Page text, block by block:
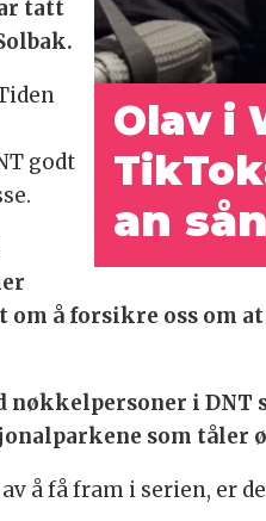
Olav i
an
tatt
godt
om å forsikre oss om
nøkkelpersoner i
som tåler
å få fram i serien, er